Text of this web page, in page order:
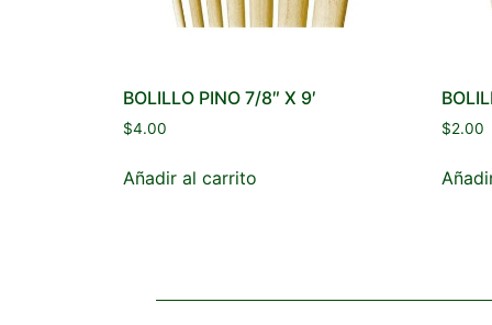
BOLILLO PINO 7/8″ X 9′
$4.00
Añadir al carrito
$2.00